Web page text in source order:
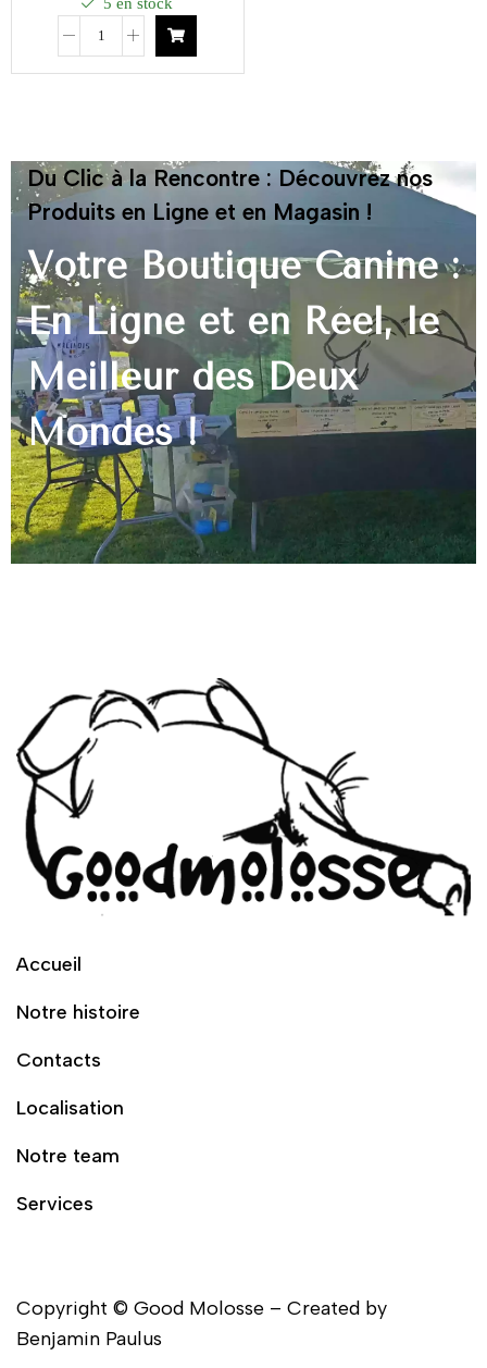
Du Clic à la Rencontre : Découvrez nos
Produits en Ligne et en Magasin !
Votre Boutique Canine :
En Ligne et en Réel, le
Meilleur des Deux
Mondes !
Accueil
Notre histoire
Contacts
Localisation
Notre team
Services
Copyright © Good Molosse – Created by
Benjamin Paulus